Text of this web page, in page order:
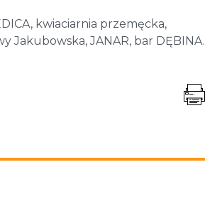
kwiaciarnia przemęcka,
Jakubowska, JANAR, bar DĘBINA.